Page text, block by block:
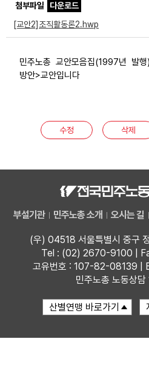
첨부파일
다운로드
[교안2]조직활동론2.hwp
민주노총 교안모음집(1997년 발
방안>교안입니다
수정 삭제
부설기관 민주노총 소개 오시는 길
(우) 04518 서울특별시 중구
Tel : (02) 2670-9100 |
고유번호 : 107-82-08139 |
민주노총 노동상
문서자료
미디어자료
카드뉴스